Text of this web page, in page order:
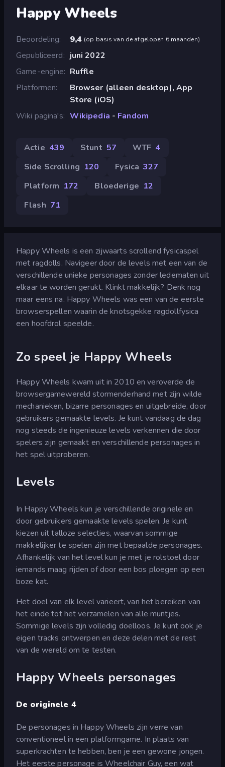
Happy Wheels
Beoordeling 9,4 (op basis van de afgelopen 6 maanden)
Gepubliceerd
juni 2022
Game-engine
Ruffle
Platformen
Browser (alleen desktop), App
Store (iOS)
Wiki pagina's
Wikipedia - Fandom
Actie 439 Stunt 57 WTF 4
Side Scrolling 120 Fysica 327
Platform 172 Bloederige 12
Flash 71
Happy Wheels is een zijwaarts scrollend fysicaspel
met ragdolls. Navigeer door de levels met een van de
verschillende unieke personages zonder ledematen uit
elkaar te worden gerukt. Klinkt makkelijk? Denk nog
maar eens na. Happy Wheels was een van de eerste
browserspellen waarin de knotsgekke ragdollfysica
een hoofdrol speelde.
Zo speel je Happy Wheels
Happy Wheels kwam uit in 2010 en veroverde de
browsergamewereld stormenderhand met zijn wilde
mechanieken, bizarre personages en uitgebreide, door
gebruikers gemaakte levels. Je kunt vandaag de dag
nog steeds de ingenieuze levels verkennen die door
spelers zijn gemaakt en verschillende personages in
het spel uitproberen.
Levels
In Happy Wheels kun je verschillende originele en
door gebruikers gemaakte levels spelen. Je kunt
kiezen uit talloze selecties, waarvan sommige
makkelijker te spelen zijn met bepaalde personages.
Afhankelijk van het level kun je met je rolstoel door
iemands maag rijden of door een bos ploegen op een
boze kat.
Het doel van elk level varieert, van het bereiken van
het einde tot het verzamelen van alle muntjes.
Sommige levels zijn volledig doelloos. Je kunt ook je
eigen tracks ontwerpen en deze delen met de rest
van de wereld om te testen.
Happy Wheels personages
De originele 4
De personages in Happy Wheels zijn verre van
conventioneel in een platformgame. In plaats van
superkrachten te hebben, ben je een gewone jongen.
Het eerste personage is Wheelchair Guy, een wat